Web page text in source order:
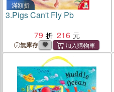
滿額折
3.Pigs Can't Fly Pb
79
216
無庫存